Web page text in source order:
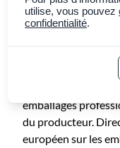
16 octobre 2025
emballages
du producteur.
européen sur les
utilise, vous pouvez
confidentialité.